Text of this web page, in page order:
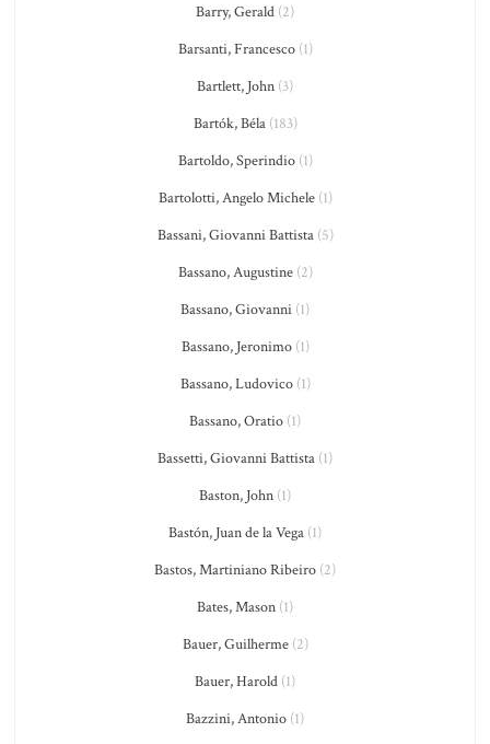
Barry, Gerald (2)
Barsanti, Francesco(1)
Bartlett, John (3)
Bartók, Béla(183)
Bartoldo, Sperindio(1)
Bartolotti, Angelo Michele(1)
Bassani, Giovanni Battista(5)
Bassano, Augustine(2)
Bassano, Giovanni (1)
Bassano, Jeronimo(1)
Bassano, Ludovico(1)
Bassano, Oratio (1)
Bassetti, Giovanni Battista (1)
Baston, John (1)
Bastón, Juan de la Vega (1)
Bastos, Martiniano Ribeiro (2)
Bates, Mason (1)
Bauer, Guilherme(2)
Bauer, Harold (1)
Bazzini, Antonio (1)